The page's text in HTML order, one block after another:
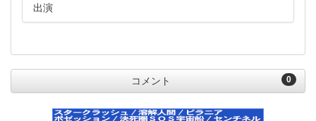
出演
0
コメント